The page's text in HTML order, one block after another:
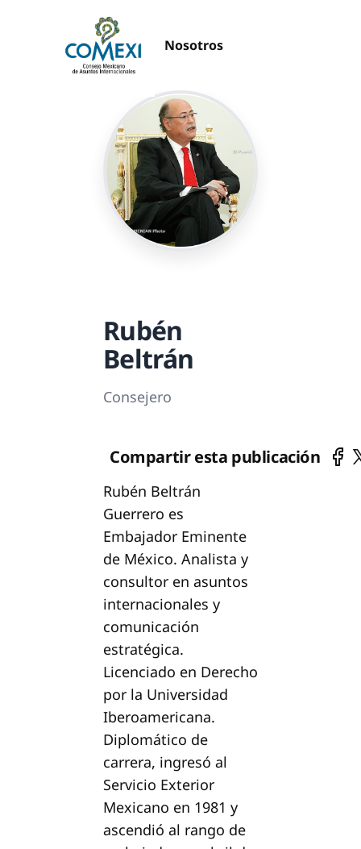
Nosotros
Rubén
Beltrán
Consejero
Compartir esta publicación
Rubén Beltrán
Guerrero es
Embajador Eminente
de México. Analista y
consultor en asuntos
internacionales y
comunicación
estratégica.
Licenciado en Derecho
por la Universidad
Iberoamericana.
Diplomático de
carrera, ingresó al
Servicio Exterior
Mexicano en 1981 y
ascendió al rango de